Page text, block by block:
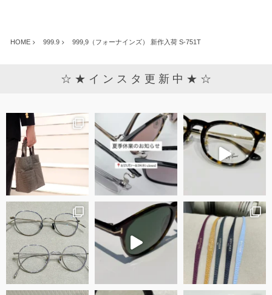
HOME 999.9 999,9（フォーナインズ） 新作入荷 S-751T
☆ ★ イ ン ス タ 更 新 中 ★ ☆